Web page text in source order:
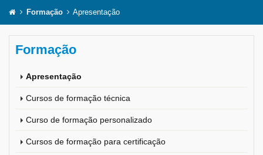
Formação Apresentação
Formação
Apresentação
Cursos de formação técnica
Curso de formação personalizado
Cursos de formação para certificação